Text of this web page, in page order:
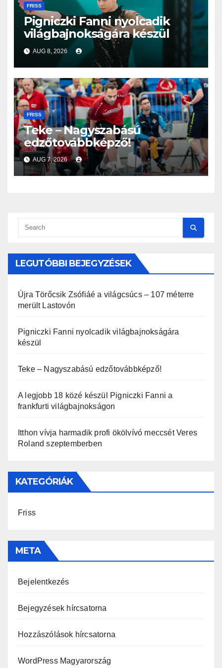
FRISS
Pigniczki Fanni nyolcadik
világbajnokságára készül
AUG 8, 2026
FRISS
Teke – Nagyszabású
edzőtovábbképző!
AUG 7, 2026
LEGUTÓBBI BEJEGYZÉSEK
Újra Törőcsik Zsófiáé a világcsúcs – 107 méterre
merült Lastovón
Pigniczki Fanni nyolcadik világbajnokságára
készül
Teke – Nagyszabású edzőtovábbképző!
A legjobb 18 közé készül Pigniczki Fanni a
frankfurti világbajnokságon
Itthon vívja harmadik profi ökölvívó meccsét Veres
Roland szeptemberben
KATEGÓRIÁK
Friss
META
Bejelentkezés
Bejegyzések hírcsatorna
Hozzászólások hírcsatorna
WordPress Magyarország